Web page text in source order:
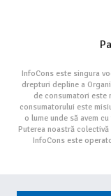
InfoCons este singura
drepturi depline a
de consumatori este
consumatorului este
o lume unde să avem
Puterea noastră
InfoCons este